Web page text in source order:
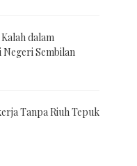
dalam
Negeri Sembilan
Tanpa Riuh Tepuk